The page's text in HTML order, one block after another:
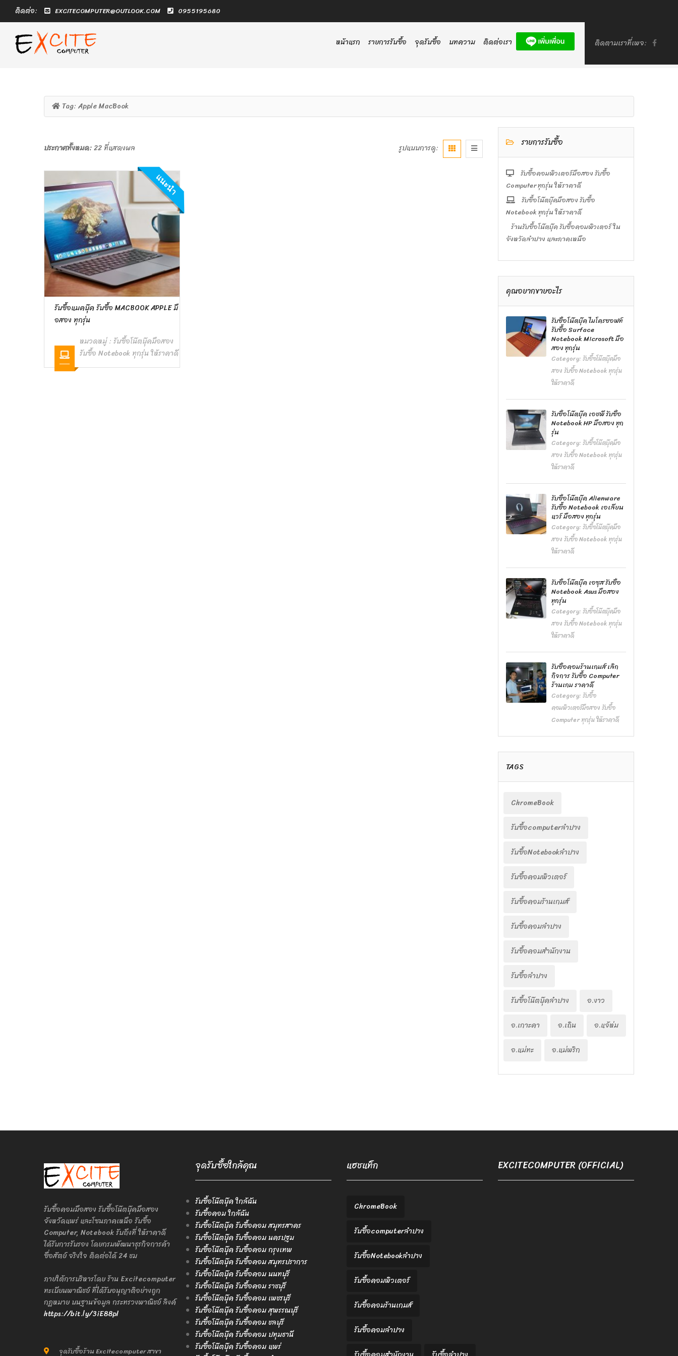
ติดต่อ: EXCITECOMPUTER@OUTLOOK.COM 0955195680
ติดตามเราที่เพจ:
หน้าแรก รายการรับซื้อ จุดรับซื้อ บทความ ติดต่อเรา
Tag: Apple MacBook
ประกาศทั้งหมด:22 ที่แสดงผล รูปแบบการดู:
แนะนำ
รับซื้อแมคบุ๊ค รับซื้อ MACBOOK APPLE มื
อสอง ทุกรุ่น
หมวดหมู่ : รับซื้อโน๊ตบุ๊คมือสอง
รับซื้อ Notebook ทุกรุ่น ให้ราคาดี
รายการรับซื้อ
รับซื้อคอมพิวเตอร์มือสอง รับซื้อ
Computer ทุกรุ่น ให้ราคาดี
รับซื้อโน๊ตบุ๊คมือสอง รับซื้อ
Notebook ทุกรุ่น ให้ราคาดี
ร้านรับซื้อโน๊ตบุ๊ค รับซื้อคอมพิวเตอร์ ใน
จังหวัดลำปาง และภาคเหนือ
คุณอยากขายอะไร
รับซื้อโน๊ตบุ๊ค ไมโครซอฟท์
รับซื้อ Surface
Notebook Microsoft มือ
สอง ทุกรุ่น
Category:รับซื้อโน๊ตบุ๊คมือ
สอง รับซื้อ Notebook ทุกรุ่น
ให้ราคาดี
รับซื้อโน๊ตบุ๊ค เอชพี รับซื้อ
Notebook HP มือสอง ทุก
รุ่น
Category:รับซื้อโน๊ตบุ๊คมือ
สอง รับซื้อ Notebook ทุกรุ่น
ให้ราคาดี
รับซื้อโน๊ตบุ๊ค Alienware
รับซื้อ Notebook เอเลียน
แวร์ มือสอง ทุกรุ่น
Category:รับซื้อโน๊ตบุ๊คมือ
สอง รับซื้อ Notebook ทุกรุ่น
ให้ราคาดี
รับซื้อโน๊ตบุ๊ค เอซุส รับซื้อ
Notebook Asus มือสอง
ทุกรุ่น
Category:รับซื้อโน๊ตบุ๊คมือ
สอง รับซื้อ Notebook ทุกรุ่น
ให้ราคาดี
รับซื้อคอมร้านเกมส์ เลิก
กิจการ รับซื้อ Computer
ร้านเกม ราคาดี
Category:รับซื้อ
คอมพิวเตอร์มือสอง รับซื้อ
Computer ทุกรุ่น ให้ราคาดี
TAGS
ChromeBook
รับซื้อcomputerลำปาง
รับซื้อNotebookลำปาง
รับซื้อคอมพิวเตอร์
รับซื้อคอมร้านเกมส์
รับซื้อคอมลำปาง
รับซื้อคอมสำนักงาน
รับซื้อลำปาง
รับซื้อโน๊ตบุ๊คลำปาง
อ.งาว
อ.เกาะคา
อ.เถิน
อ.แจ้ห่ม
อ.แม่ทะ
อ.แม่พริก
รับซื้อคอมมือสอง รับซื้อโน๊ตบุ๊คมือสอง
จังหวัดแพร่ และโซนภาคเหนือ รับซื้อ
Computer, Notebook รับถึงที่ ให้ราคาดี
ได้รับการรับรอง โดยกรมพัฒนาธุรกิจการค้า
ซื่อสัตย์ จริงใจ ติดต่อได้ 24 ชม
ภายใต้การบริหารโดย ร้าน Excitecomputer
ทะเบียนพาณิชย์ ที่ได้รับอนุญาติอย่างถูก
กฎหมาย บนฐานข้อมูล กระทรวงพาณิชย์ ลิงค์
https://bit.ly/3iE88pl
จุดรับซื้อร้าน Excitecomputer สาขา
จุดรับซื้อใกล้คุณ
รับซื้อโน๊ตบุ๊ค ใกล้ฉัน
รับซื้อคอม ใกล้ฉัน
รับซื้อโน๊ตบุ๊ค รับซื้อคอม สมุทรสาคร
รับซื้อโน๊ตบุ๊ค รับซื้อคอม นครปฐม
รับซื้อโน๊ตบุ๊ค รับซื้อคอม กรุงเทพ
รับซื้อโน๊ตบุ๊ค รับซื้อคอม สมุทรปราการ
รับซื้อโน๊ตบุ๊ค รับซื้อคอม นนทบุรี
รับซื้อโน๊ตบุ๊ค รับซื้อคอม ราชบุรี
รับซื้อโน๊ตบุ๊ค รับซื้อคอม เพชรบุรี
รับซื้อโน๊ตบุ๊ค รับซื้อคอม สุพรรณบุรี
รับซื้อโน๊ตบุ๊ค รับซื้อคอม ชลบุรี
รับซื้อโน๊ตบุ๊ค รับซื้อคอม ปทุมธานี
รับซื้อโน๊ตบุ๊ค รับซื้อคอม แพร่
แฮชแท็ก
ChromeBook
รับซื้อcomputerลำปาง
รับซื้อNotebookลำปาง
รับซื้อคอมพิวเตอร์
รับซื้อคอมร้านเกมส์
รับซื้อคอมลำปาง
EXCITECOMPUTER (OFFICIAL)